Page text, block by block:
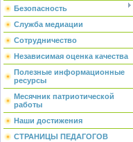
Безопасность
Служба медиации
Сотрудничество
Независимая оценка качества
Полезные информационные
ресурсы
Месячник патриотической
работы
Наши достижения
СТРАНИЦЫ ПЕДАГОГОВ